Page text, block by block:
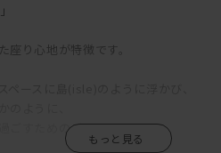
座り心地が特徴です。
ごすためのデザイン。